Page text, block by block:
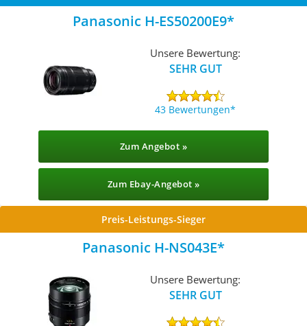
Panasonic H-ES50200E9
Unsere Bewertung:
SEHR GUT
43 Bewertungen
Zum Angebot »
Zum Ebay-Angebot »
Preis-Leistungs-Sieger
Panasonic H-NS043E
Unsere Bewertung:
SEHR GUT